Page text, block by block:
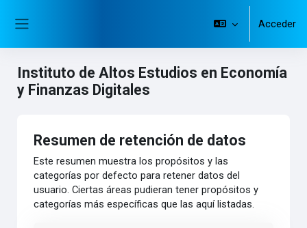
Acceder
Instituto de Altos Estudios en Economía
y Finanzas Digitales
Resumen de retención de datos
Este resumen muestra los propósitos y las
categorías por defecto para retener datos del
usuario. Ciertas áreas pudieran tener propósitos y
categorías más específicas que las aquí listadas.